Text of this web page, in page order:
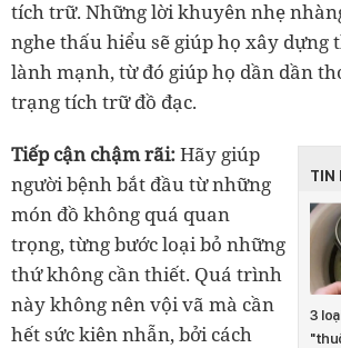
tích trữ. Những lời khuyên nhẹ
nghe thấu hiểu sẽ giúp họ xây dựng
lành mạnh, từ đó giúp họ dần dần
trạng tích trữ đồ đạc.
TIN
3
Tiếp cận chậm rãi:Hãy giúp
người bệnh bắt đầu từ những
món đồ không quá quan
trọng, từng bước loại bỏ những
thứ không cần thiết. Quá trình
này không nên vội vã mà cần
hết sức kiên nhẫn, bởi cách